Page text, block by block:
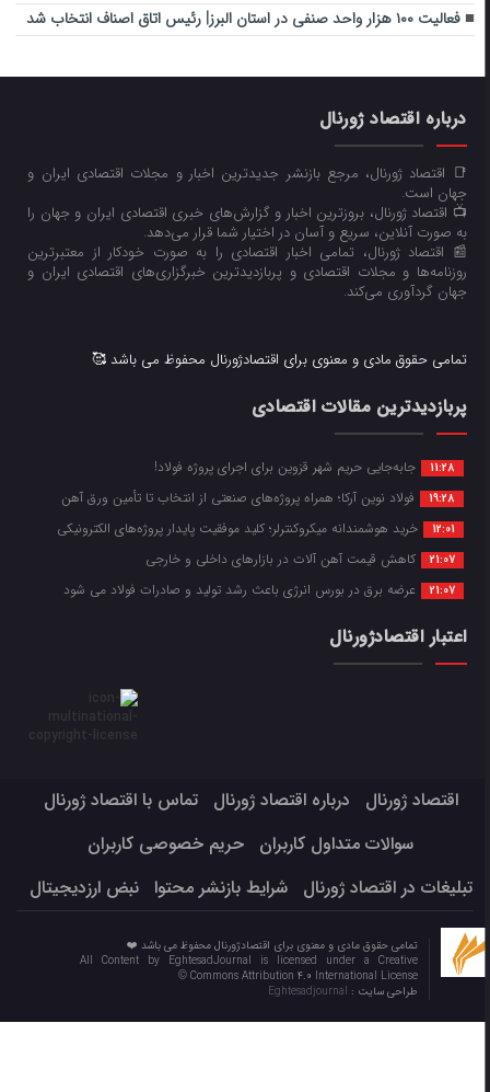
فعالیت ۱۰۰ هزار واحد صنفی در استان البرز| رئیس اتاق اصناف انتخاب شد
درباره اقتصاد ژورنال
📑 اقتصاد ژورنال، مرجع بازنشر جدیدترین اخبار و مجلات اقتصادی ایران و
جهان است.
📺 اقتصاد ژورنال، بروزترین اخبار و گزارش‌های خبری اقتصادی ایران و جهان را
به صورت آنلاین، سریع و آسان در اختیار شما قرار می‌‌دهد.
📰 اقتصاد ژورنال، تمامی اخبار اقتصادی را به صورت خودکار از معتبرترین
روزنامه‌ها و مجلات اقتصادی و پربازدیدترین خبرگزاری‌های اقتصادی ایران و
جهان گردآوری می‌کند.
تمامی حقوق مادی و معنوی برای اقتصادژورنال محفوظ می باشد 🥰
پربازدیدترین مقالات اقتصادی
11:28 جابه‌جایی حریم شهر قزوین برای اجرای پروژه فولاد!
19:28 فولاد نوین آرکا؛ همراه پروژه‌های صنعتی از انتخاب تا تأمین ورق آهن
12:01 خرید هوشمندانه میکروکنترلر؛ کلید موفقیت پایدار پروژه‌های الکترونیکی
21:07 کاهش قیمت آهن آلات در بازارهای داخلی و خارجی
21:07 عرضه برق در بورس انرژی باعث رشد تولید و صادرات فولاد می شود
اعتبار اقتصادژورنال
اقتصاد ژورنال درباره اقتصاد ژورنال
تماس با اقتصاد ژورنال
سوالات متداول کاربران
حریم خصوصی کاربران
تبلیغات در اقتصاد ژورنال
شرایط بازنشر محتوا نبض ارزدیجیتال
تمامی حقوق مادی و معنوی برای اقتصادژورنال محفوظ می باشد ❤️
All Content by EghtesadJournal is licensed under a Creative
Commons Attribution 4.0 International License ©️
طراحی سایت :